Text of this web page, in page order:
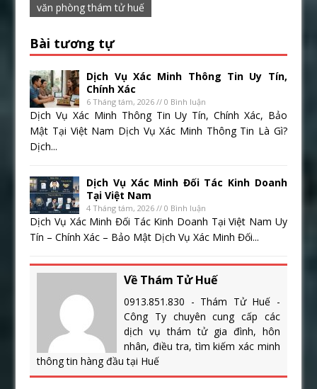
văn phòng thám tử huế
Bài tương tự
Dịch Vụ Xác Minh Thông Tin Uy Tín,
Chính Xác
6 Tháng tám, 2026 // 0 Bình luận
Dịch Vụ Xác Minh Thông Tin Uy Tín, Chính Xác, Bảo
Mật Tại Việt Nam Dịch Vụ Xác Minh Thông Tin Là Gì?
Dịch...
Dịch Vụ Xác Minh Đối Tác Kinh Doanh
Tại Việt Nam
4 Tháng tám, 2026 // 0 Bình luận
Dịch Vụ Xác Minh Đối Tác Kinh Doanh Tại Việt Nam Uy
Tín – Chính Xác – Bảo Mật Dịch Vụ Xác Minh Đối...
Về Thám Tử Huế
0913.851.830 - Thám Tử Huế -
Công Ty chuyên cung cấp các
dịch vụ thám tử gia đình, hôn
nhân, điều tra, tìm kiếm xác minh
thông tin hàng đầu tại Huế